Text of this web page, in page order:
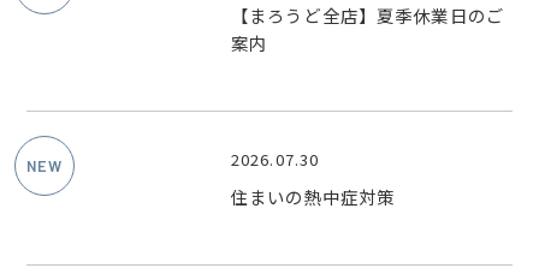
【まろうど全店】夏季休業日のご
案内
2026.07.30
住まいの熱中症対策